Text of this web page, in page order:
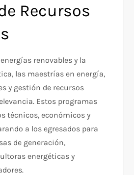
Recursos
renovables y la
las maestrías en energía,
y gestión de recursos
Estos programas
técnicos, económicos y
a los egresados para
de generación,
energéticas y